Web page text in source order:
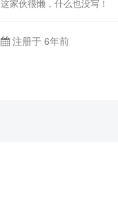
这家伙很懒，什么也没写！
注册于 6年前